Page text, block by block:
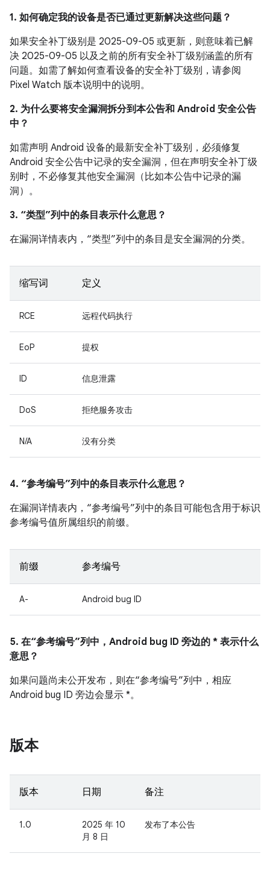
1. 如何确定我的设备是否已通过更新解决这些问题？
如果安全补丁级别是 2025-09-05 或更新，则意味着已解
决 2025-09-05 以及之前的所有安全补丁级别涵盖的所有
问题。如需了解如何查看设备的安全补丁级别，请参阅
Pixel Watch 版本说明中的说明。
2. 为什么要将安全漏洞拆分到本公告和 Android 安全公告
中？
如需声明 Android 设备的最新安全补丁级别，必须修复
Android 安全公告中记录的安全漏洞，但在声明安全补丁级
别时，不必修复其他安全漏洞（比如本公告中记录的漏
洞）。
3. “类型”列中的条目表示什么意思？
在漏洞详情表内，“类型”列中的条目是安全漏洞的分类。
缩写词 定义
RCE 远程代码执行
EoP 提权
ID 信息泄露
DoS 拒绝服务攻击
N/A 没有分类
4. “参考编号”列中的条目表示什么意思？
在漏洞详情表内，“参考编号”列中的条目可能包含用于标识
参考编号值所属组织的前缀。
前缀 参考编号
A- Android bug ID
5. 在“参考编号”列中，Android bug ID 旁边的 * 表示什么
意思？
如果问题尚未公开发布，则在“参考编号”列中，相应
Android bug ID 旁边会显示 *。
版本
版本 日期 备注
1.0
2025 年 10
月 8 日
发布了本公告